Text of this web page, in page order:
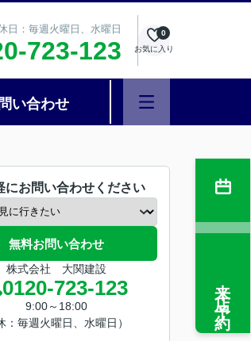
：毎週火曜日、水曜日
723-123 お気に入り
0
い合わせ
にお問い合わせください
無料お問い合わせ
株式会社 大関建設
0120-723-123
9:00～18:00
：毎週火曜日、水曜日）
来店予約